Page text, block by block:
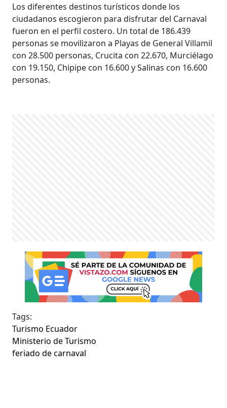
Los diferentes destinos turísticos donde los
ciudadanos escogieron para disfrutar del Carnaval
fueron en el perfil costero. Un total de 186.439
personas se movilizaron a Playas de General Villamil
con 28.500 personas, Crucita con 22.670, Murciélago
con 19.150, Chipipe con 16.600 y Salinas con 16.600
personas.
Tags:
Turismo Ecuador
Ministerio de Turismo
feriado de carnaval